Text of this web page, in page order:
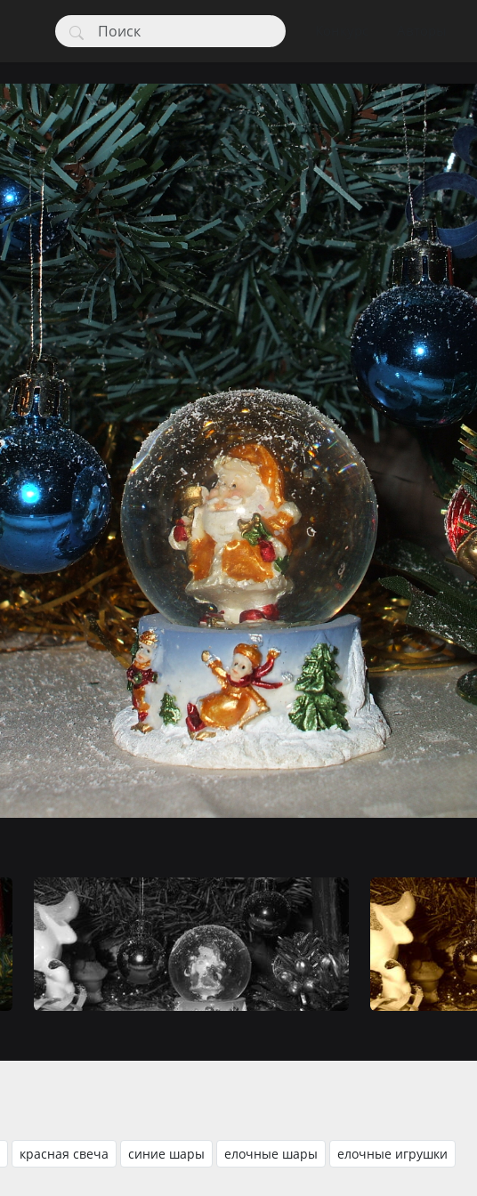
красная свеча синие шары елочные шары елочные игрушки